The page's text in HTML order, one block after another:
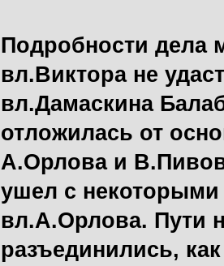
Подробности дела
вл.Виктора не
вл.Дамаскина
отложилась от
А.Орлова и
ушел с
вл.А.Орлова. Пути
разъединились,